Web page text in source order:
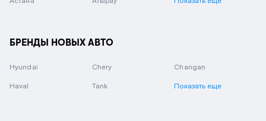
БРЕНДЫ НОВЫХ АВТО
Hyundai Chery Changan
Haval Tank Показать еще